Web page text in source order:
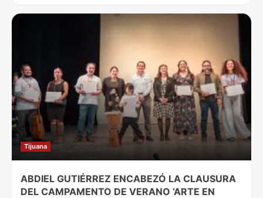
Tijuana
ABDIEL GUTIÉRREZ ENCABEZÓ LA CLAUSURA
DEL CAMPAMENTO DE VERANO ‘ARTE EN